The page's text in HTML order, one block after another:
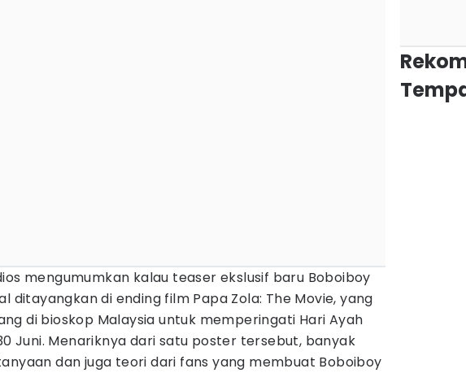
mengumumkan kalau teaser ekslusif baru Boboiboy
ditayangkan di ending film Papa Zola: The Movie, yang
di bioskop Malaysia untuk memperingati Hari Ayah
Juni. Menariknya dari satu poster tersebut, banyak
dan juga teori dari fans yang membuat Boboiboy